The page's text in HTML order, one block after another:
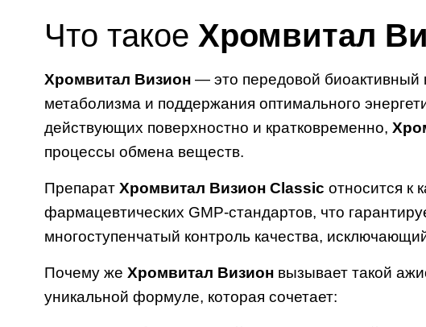
Что такое Хромвитал
Хромвитал Визион— это передовой биоактивный
метаболизма и поддержания оптимального
действующих поверхностно и кратковременно,
процессы обмена веществ.
Препарат Хромвитал Визион Classic относится к
фармацевтических GMP-стандартов, что
многоступенчатый контроль качества,
Почему же Хромвитал Визионвызывает такой
уникальной формуле, которая сочетает: